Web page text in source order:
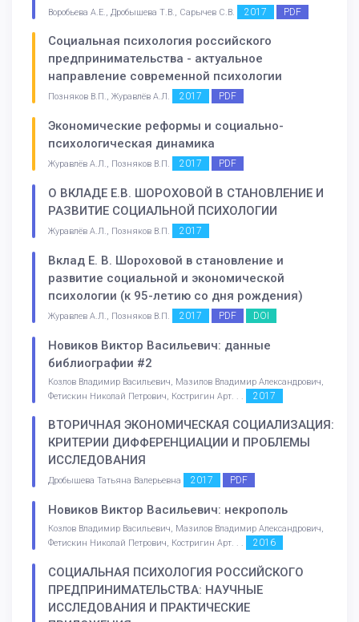
Воробьева А.Е., Дробышева Т.В., Сарычев С.В. 2017 PDF
Социальная психология российского
предпринимательства - актуальное
направление современной психологии
Позняков В.П., Журавлёв А.Л. 2017 PDF
Экономические реформы и социально-
психологическая динамика
Журавлёв А.Л., Позняков В.П. 2017 PDF
О ВКЛАДЕ Е.В. ШОРОХОВОЙ В СТАНОВЛЕНИЕ И
РАЗВИТИЕ СОЦИАЛЬНОЙ ПСИХОЛОГИИ
Журавлёв А.Л., Позняков В.П. 2017
Вклад Е. В. Шороховой в становление и
развитие социальной и экономической
психологии (к 95-летию со дня рождения)
Журавлев А.Л., Позняков В.П. 2017 PDF DOI
Новиков Виктор Васильевич: данные
библиографии #2
Козлов Владимир Васильевич, Мазилов Владимир Александрович,
Фетискин Николай Петрович, Костригин Арт. . .
2017
ВТОРИЧНАЯ ЭКОНОМИЧЕСКАЯ СОЦИАЛИЗАЦИЯ:
КРИТЕРИИ ДИФФЕРЕНЦИАЦИИ И ПРОБЛЕМЫ
ИССЛЕДОВАНИЯ
Дробышева Татьяна Валерьевна 2017 PDF
Новиков Виктор Васильевич: некрополь
Козлов Владимир Васильевич, Мазилов Владимир Александрович,
Фетискин Николай Петрович, Костригин Арт. . .
2016
СОЦИАЛЬНАЯ ПСИХОЛОГИЯ РОССИЙСКОГО
ПРЕДПРИНИМАТЕЛЬСТВА: НАУЧНЫЕ
ИССЛЕДОВАНИЯ И ПРАКТИЧЕСКИЕ